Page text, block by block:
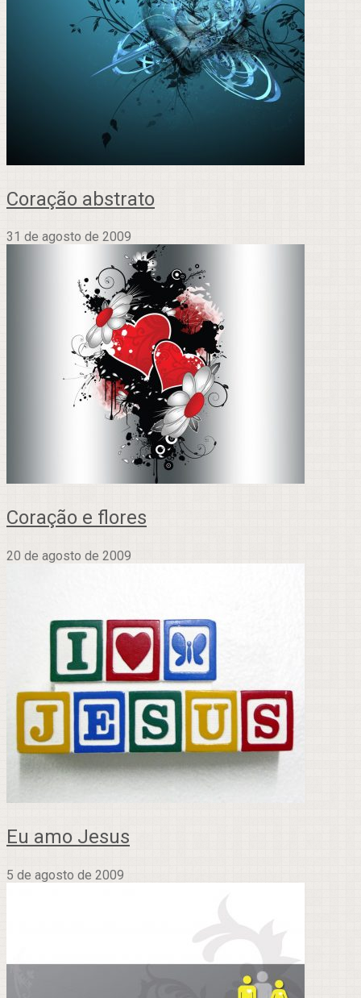
Coração abstrato
31 de agosto de 2009
Coração e flores
20 de agosto de 2009
Eu amo Jesus
5 de agosto de 2009